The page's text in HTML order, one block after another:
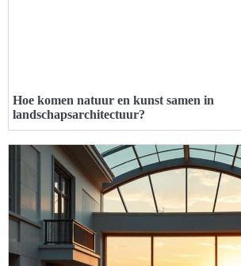
Hoe komen natuur en kunst samen in
landschapsarchitectuur?